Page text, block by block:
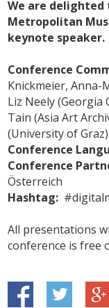
We are delighted
Metropolitan
keynote speaker.
Conference
Knickmeier, Anna-
Liz Neely (Georgia
Tain (Asia Art
(University of Graz).
Conference
Conference
Österreich
Hashtag:
All presentations
conference is free